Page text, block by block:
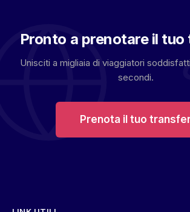
Pronto a prenotare il
Unisciti a migliaia di viaggiatori
secondi.
Prenota il tuo